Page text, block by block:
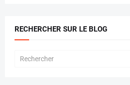
RECHERCHER SUR LE BLOG